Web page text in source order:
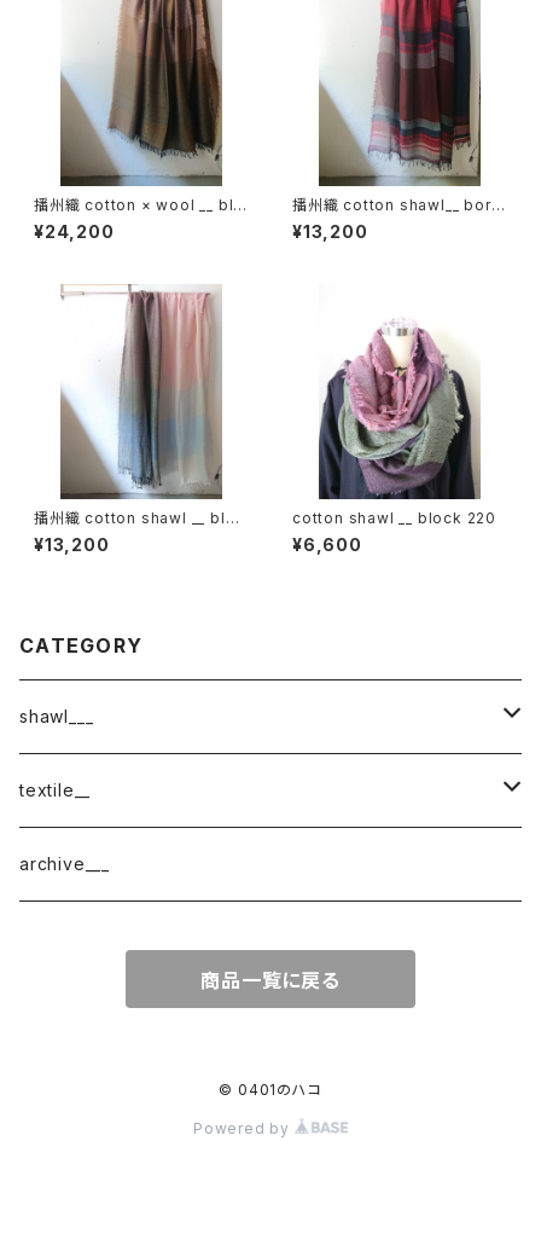
播州織 cotton × wool __ blo
ck 220-120 枯芙蓉GK
¥24,200
播州織 cotton shawl__ bord
er 220-120 火輪GK
¥13,200
播州織 cotton shawl __ bloc
k 220-120 春霞KW
¥13,200
cotton shawl __ block 220
¥6,600
CATEGORY
shawl___
cotton
border
cotton × wool
textile__
織物
archive___
商品一覧に戻る
© 0401のハコ
Powered by